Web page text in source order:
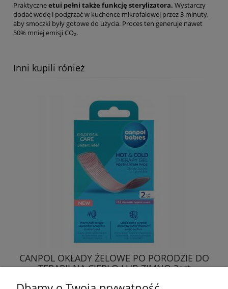
Praktyczneetui pełni także funkcję sterylizatora. Wystarczy
dodać wodę i podgrzać w kuchence mikrofalowej przez 3 minuty,
aby smoczki były gotowe do użycia. Proces ten generuje nawet
50% mniej emisji CO₂.
Inni kupili rónież
CANPOL OKŁADY ŻELOWE PO PORODZIE DO
TERAPII NA CIEPŁO LUB ZIMNO 2szt